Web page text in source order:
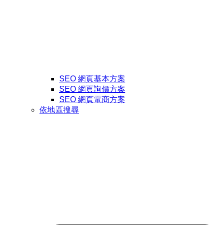
SEO 網頁基本方案
SEO 網頁詢價方案
SEO 網頁電商方案
依地區搜尋